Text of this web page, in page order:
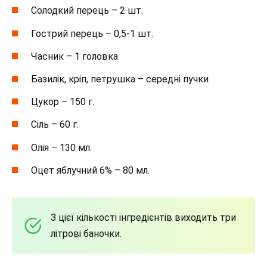
Солодкий перець – 2 шт.
Гострий перець – 0,5-1 шт.
Часник – 1 головка
Базилік, кріп, петрушка – середні пучки
Цукор – 150 г.
Сіль – 60 г.
Олія – 130 мл.
Оцет яблучний 6% – 80 мл.
З цієї кількості інгредієнтів виходить три
літрові баночки.